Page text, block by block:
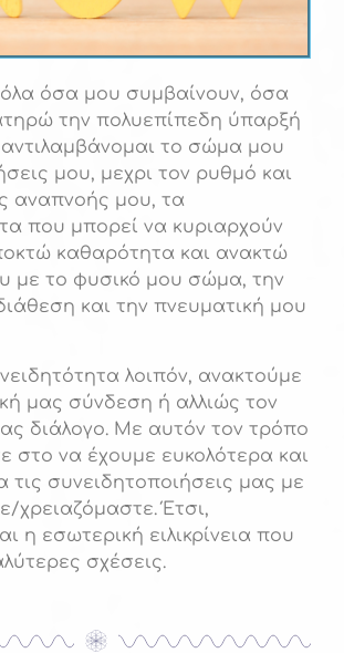
όσα μου συμβαίνουν, όσα
την πολυεπίπεδη ύπαρξή
το σώμα μου
μου, μεχρι τον ρυθμό και
αναπνοής μου, τα
που μπορεί να κυριαρχούν
καθαρότητα και ανακτώ
με το φυσικό μου σώμα, την
και την πνευματική μου
λοιπόν, ανακτούμε
μας σύνδεση ή αλλιώς τον
διάλογο. Με αυτόν τον τρόπο
στο να έχουμε ευκολότερα και
τις συνειδητοποιήσεις μας με
χρειαζόμαστε. Έτσι,
η εσωτερική ειλικρίνεια που
σχέσεις.